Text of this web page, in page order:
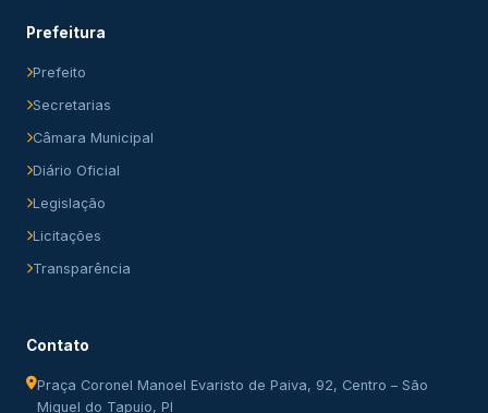
Prefeitura
Prefeito
Secretarias
Câmara Municipal
Diário Oficial
Legislação
Licitações
Transparência
Contato
Praça Coronel Manoel Evaristo de Paiva, 92, Centro – São
Miguel do Tapuio, PI